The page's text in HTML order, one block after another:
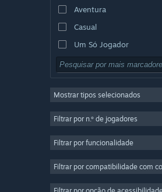
Aventura
Casual
Um Só Jogador
Simulação
Estratégia
3D
Grátis para Jogar
Mostrar tipos selecionados
Filtrar por n.º de jogadores
Filtrar por funcionalidade
Filtrar por compatibilidade com